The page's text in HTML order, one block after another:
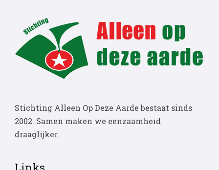
Stichting Alleen Op Deze Aarde bestaat sinds
2002. Samen maken we eenzaamheid
draaglijker.